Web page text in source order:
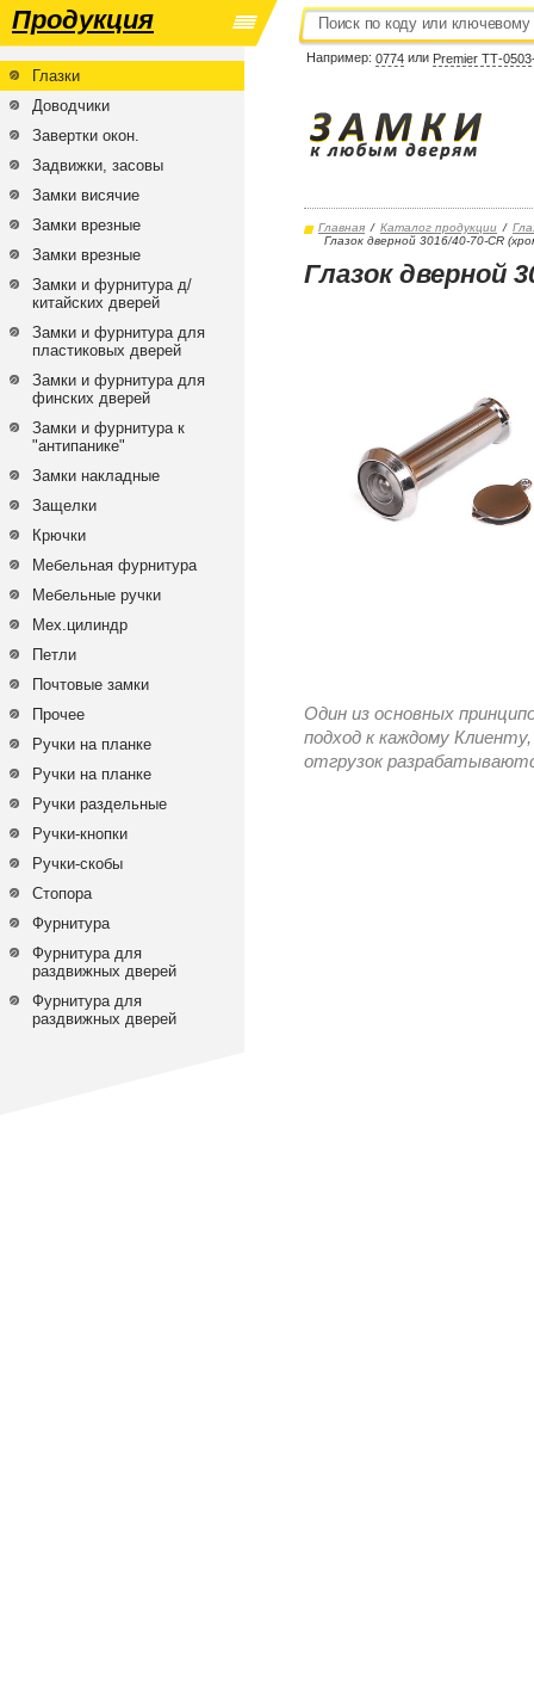
Продукция
Например: 0774 или Premier ТТ-
Глазки
Доводчики
Завертки окон.
Задвижки, засовы
Замки висячие
Замки врезные
Замки врезные
Замки и фурнитура д/
китайских дверей
Замки и фурнитура для
пластиковых дверей
Замки и фурнитура для
финских дверей
Замки и фурнитура к
"антипанике"
Замки накладные
Защелки
Крючки
Мебельная фурнитура
Мебельные ручки
Мех.цилиндр
Петли
Почтовые замки
Прочее
Ручки на планке
Ручки на планке
Ручки раздельные
Ручки-кнопки
Ручки-скобы
Стопора
Фурнитура
Фурнитура для
раздвижных дверей
Фурнитура для
раздвижных дверей
Главная / Каталог продукции /
Глазок дверной 3016/40-70-CR
Глазок дверной
Один из основных
подход к каждому
отгрузок